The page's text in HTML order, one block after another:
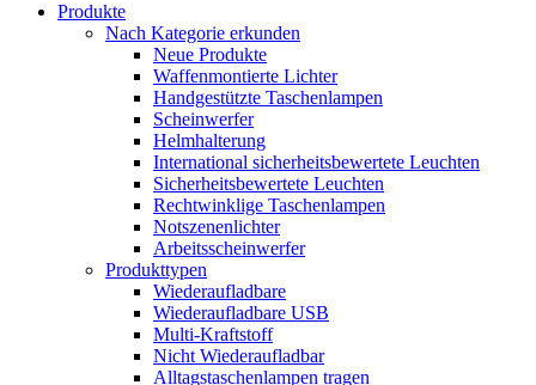
Produkte
Nach Kategorie erkunden
Neue Produkte
Waffenmontierte Lichter
Handgestützte Taschenlampen
Scheinwerfer
Helmhalterung
International sicherheitsbewertete Leuchten
Sicherheitsbewertete Leuchten
Rechtwinklige Taschenlampen
Notszenenlichter
Arbeitsscheinwerfer
Produkttypen
Wiederaufladbare
Wiederaufladbare USB
Multi-Kraftstoff
Nicht Wiederaufladbar
Alltagstaschenlampen tragen